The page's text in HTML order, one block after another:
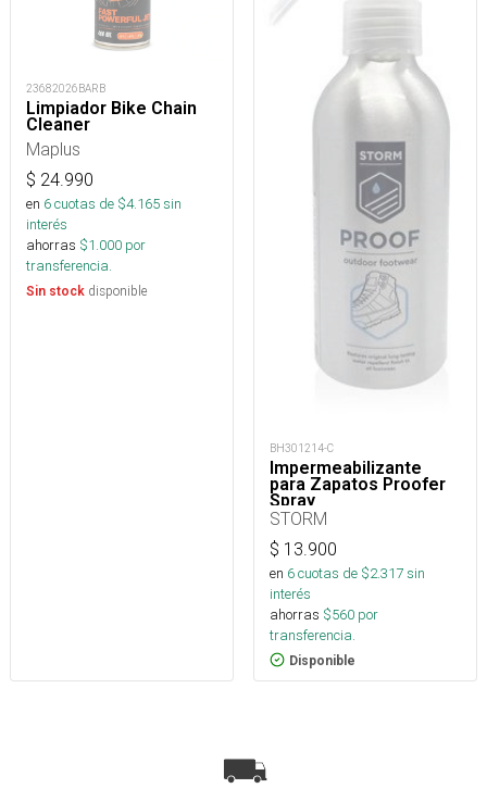
23682026BARB
Limpiador Bike Chain
Cleaner
Maplus
$ 24.990
en 6cuotas de $4.165sin
interés
ahorras $1.000 por
transferencia.
Sin stock disponible
BH301214-C
Impermeabilizante
para Zapatos Proofer
Spray
STORM
$ 13.900
en 6cuotas de $2.317sin
interés
ahorras $560 por
transferencia.
Disponible